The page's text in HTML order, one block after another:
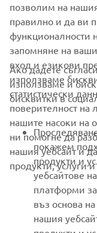
НОВИНАРСКИ
Бъдете първите,
специални събития,
Прочетете нашата
как обработваме
личните данни
Bulgaria
позволим на
правилно и да ви
функционалности
запомняне на
вход и езикови
използваме
статистически
поверителност на
нашите насоки на
ни помогне да
нашия уебсайт и
продукти, услуги
Ако дадете
използваме и
бисквитки в
покажем
продукти и
уебсайтове
платформи
въз основа
нашия